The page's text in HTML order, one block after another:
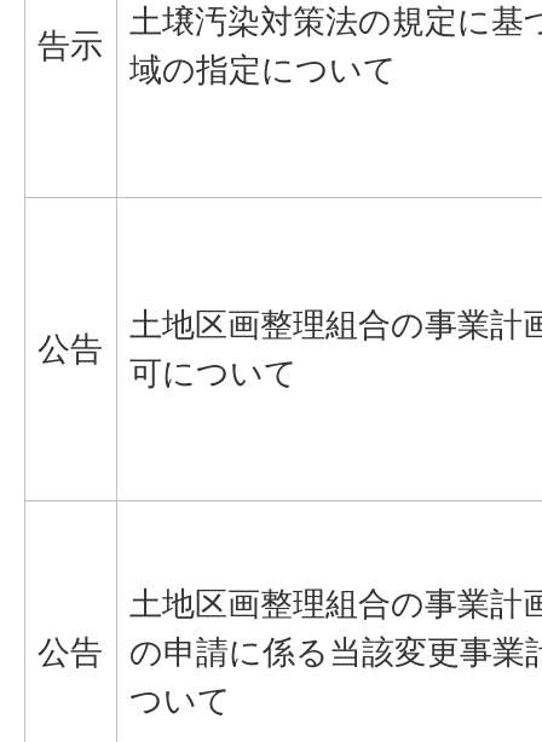
告示
土壌汚染対策法の規定に基
域の指定について
公告
土地区画整理組合の事業計
可について
公告
土地区画整理組合の事業計
の申請に係る当該変更事業
ついて